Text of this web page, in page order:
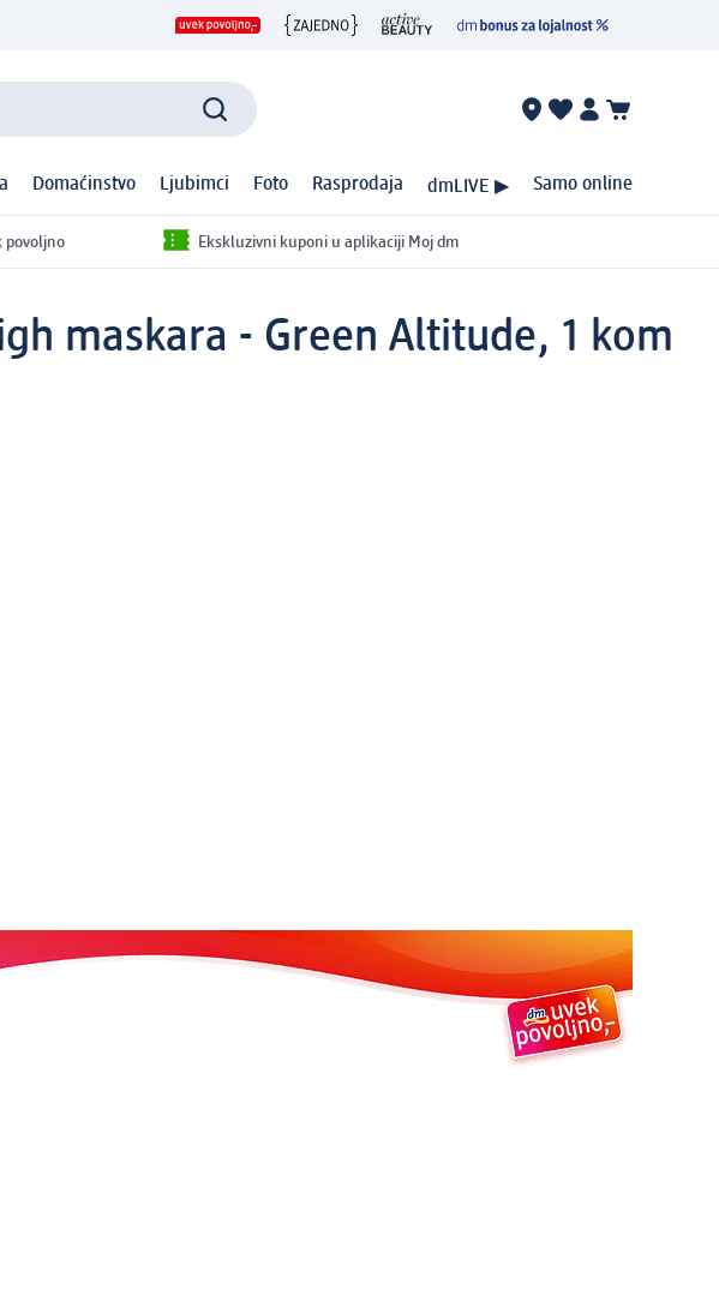
Domaćinstvo Ljubimci Foto Rasprodaja dmLIVE ▶ Samo online
povoljno Ekskluzivni kuponi u aplikaciji Moj dm
maskara - Green Altitude, 1 kom